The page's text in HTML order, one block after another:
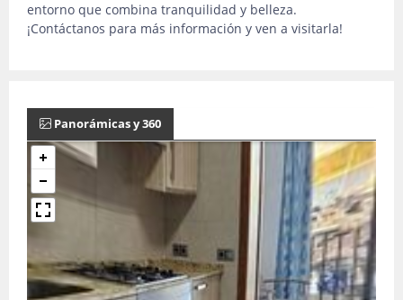
entorno que combina tranquilidad y belleza.
¡Contáctanos para más información y ven a visitarla!
Panorámicas y 360